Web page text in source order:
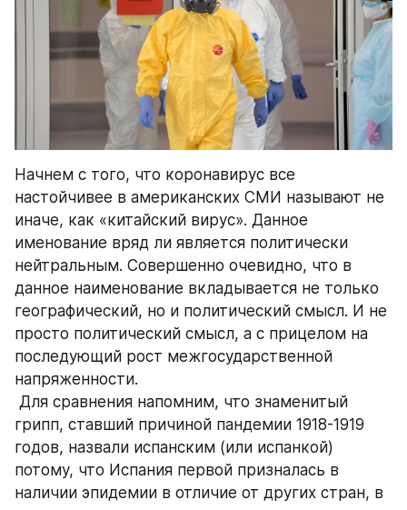
Начнем с того, что коронавирус все
настойчивее в американских СМИ называют не
иначе, как «китайский вирус». Данное
именование вряд ли является политически
нейтральным. Совершенно очевидно, что в
данное наименование вкладывается не только
географический, но и политический смысл. И не
просто политический смысл, а с прицелом на
последующий рост межгосударственной
напряженности.
грипп, ставший причиной пандемии 1918-1919
годов, назвали испанским (или испанкой)
потому, что Испания первой призналась в
наличии эпидемии в отличие от других стран, в